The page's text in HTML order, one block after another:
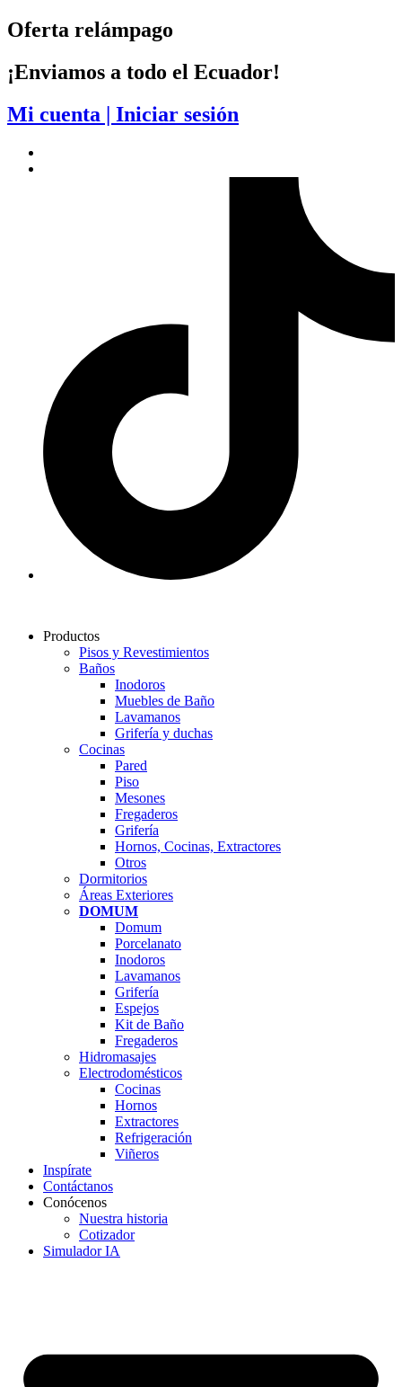
Saltar
al
Oferta relámpago
¡Enviamos a todo el Ecuador!
Mi cuenta | Iniciar sesión
Productos
Pisos y Revestimientos
Baños
Inodoros
Muebles de Baño
Lavamanos
Grifería y duchas
Cocinas
Pared
Piso
Mesones
Fregaderos
Grifería
Hornos, Cocinas, Extractores
Otros
Dormitorios
Áreas Exteriores
DOMUM
Domum
Porcelanato
Inodoros
Lavamanos
Grifería
Espejos
Kit de Baño
Fregaderos
Hidromasajes
Electrodomésticos
Cocinas
Hornos
Extractores
Refrigeración
Viñeros
Inspírate
Contáctanos
Conócenos
Nuestra historia
Cotizador
Simulador IA